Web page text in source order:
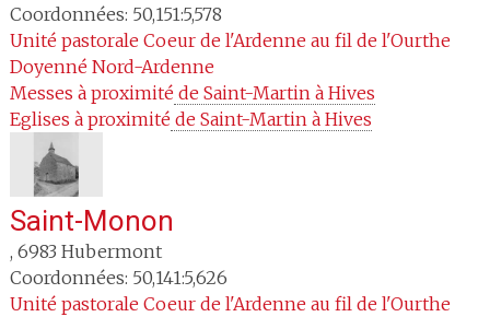
Coordonnées: 50,151:5,578
Unité pastorale Coeur de l'Ardenne au fil de l'Ourthe
Doyenné Nord-Ardenne
Messes à proximité de Saint-Martin à Hives
Eglises à proximité de Saint-Martin à Hives
Saint-Monon
, 6983 Hubermont
Coordonnées: 50,141:5,626
Unité pastorale Coeur de l'Ardenne au fil de l'Ourthe